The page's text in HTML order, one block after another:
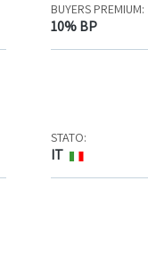
BUYERS PREMIUM:
10% BP
STATO:
IT